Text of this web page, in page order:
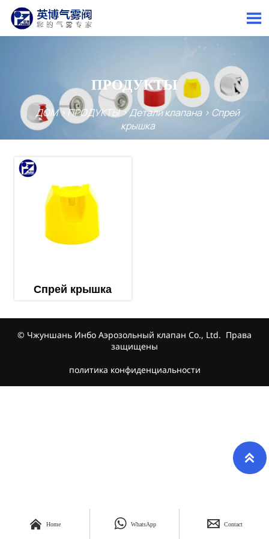

ПРОДУКТЫ
ДОМ>ПРОДУКТЫ>Детали клапана> Спрей
крышка
Спрей крышка
© Чжуншань Инбо Аэрозольный клапан Co., Ltd. Права
защищены
политика конфиденциальности
 Home  WhatsApp  Contact
